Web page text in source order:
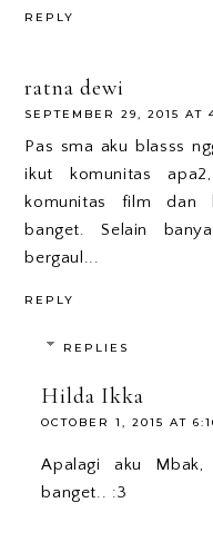
REPLY
ratna dewi
SEPTEMBER 29, 2015 AT
Pas sma aku blasss
ikut komunitas
komunitas film dan
banget. Selain
bergaul...
REPLY
REPLIES
Hilda Ikka
OCTOBER 1, 2015 AT
Apalagi aku
banget.. :3